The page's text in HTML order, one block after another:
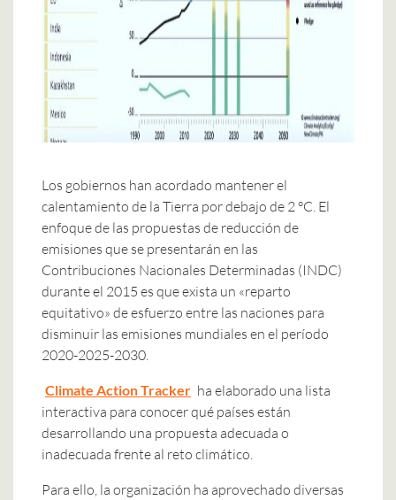
Los gobiernos han acordado mantener el
calentamiento de la Tierra por debajo de 2 °C. El
enfoque de las propuestas de reducción de
emisiones que se presentarán en las
Contribuciones Nacionales Determinadas (INDC)
durante el 2015 es que exista un «reparto
equitativo» de esfuerzo entre las naciones para
disminuir las emisiones mundiales en el período
2020-2025-2030.
Climate Action Tracker ha elaborado una lista
interactiva para conocer qué países están
desarrollando una propuesta adecuada o
inadecuada frente al reto climático.
Para ello, la organización ha aprovechado diversas